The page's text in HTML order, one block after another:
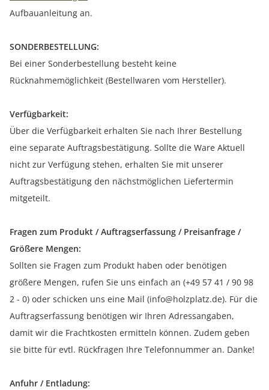
Aufbauanleitung an.
SONDERBESTELLUNG:
Bei einer Sonderbestellung besteht keine
Rücknahmemöglichkeit (Bestellwaren vom Hersteller).
Verfügbarkeit:
Über die Verfügbarkeit erhalten Sie nach Ihrer Bestellung
eine separate Auftragsbestätigung. Sollte die Ware Aktuell
nicht zur Verfügung stehen, erhalten Sie mit unserer
Auftragsbestätigung den nächstmöglichen Liefertermin
mitgeteilt.
Fragen zum Produkt / Auftragserfassung / Preisanfrage /
Größere Mengen:
Sollten sie Fragen zum Produkt haben oder benötigen
größere Mengen, rufen Sie uns einfach an (+49 57 41 / 90 98
2 - 0) oder schicken uns eine Mail (info@holzplatz.de). Für die
Auftragserfassung benötigen wir Ihren Adressangaben,
damit wir die Frachtkosten ermitteln können. Zudem geben
sie bitte für evtl. Rückfragen Ihre Telefonnummer an. Danke!
Anfuhr / Entladung: